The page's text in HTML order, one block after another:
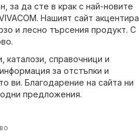
за да сте в крак с най-новите
. Нашият сайт акцентира
и лесно търсения продукт. С
каталози, справочници и
за отстъпки и
ви. Благодарение на сайта ни
предложения.